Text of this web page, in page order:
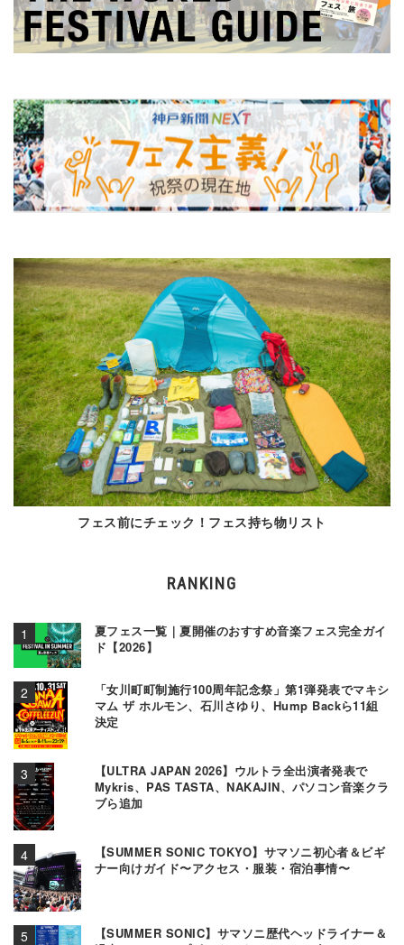
フェス前にチェック！フェス持ち物リスト
RANKING
夏フェス一覧｜夏開催のおすすめ音楽フェス完全ガイ
ド【2026】
「女川町町制施行100周年記念祭」第1弾発表でマキシ
マム ザ ホルモン、石川さゆり、Hump Backら11組
決定
【ULTRA JAPAN 2026】ウルトラ全出演者発表で
Mykris、PAS TASTA、NAKAJIN、パソコン音楽クラ
ブら追加
【SUMMER SONIC TOKYO】サマソニ初心者＆ビギ
ナー向けガイド〜アクセス・服装・宿泊事情〜
【SUMMER SONIC】サマソニ歴代ヘッドライナー＆